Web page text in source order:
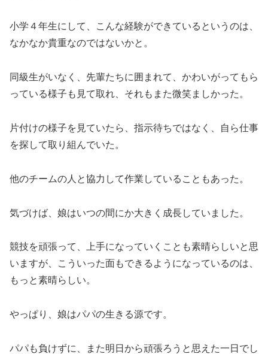
小学４年生にして、こんな経験ができているというのは、
なかなか貴重なのではないかと。
同級生がいなく、先輩たちに囲まれて、かわいがってもら
っている様子も見て取れ、それもまた微笑ましかった。
片付けの様子を見ていたら、指示待ちではなく、自ら仕事
を探して取り組んでいた。
他のチームの人と協力して作業していることもあった。
気づけば、娘はいつの間にか大きく成長していました。
競技を頑張って、上手になっていくことも素晴らしいと思
いますが、こういった面もできるようになっているのは、
もっと素晴らしい。
やっぱり、娘はパパの生きる源です。
パパも負けずに、また明日から頑張ろうと思えた一日でし